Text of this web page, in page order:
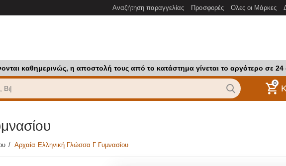
Αναζήτηση παραγγελίας Προσφορές Ολες οι Μάρκες
καθημερινώς, η αποστολή τους από το κατάστημα γίνεται το αργότερο σε
0
/ Αρχαία Ελληνική Γλώσσα Γ Γυμνασίου